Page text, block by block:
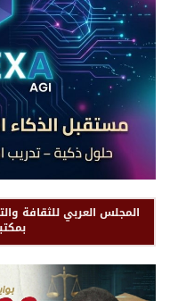
المجلس العربي للثقافة